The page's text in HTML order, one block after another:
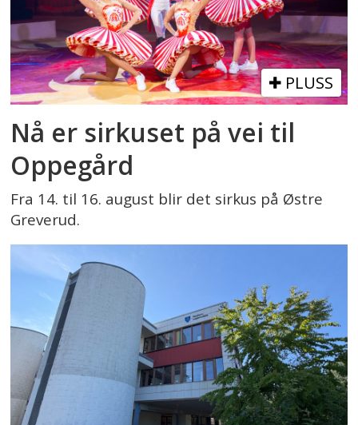
PLUSS
Nå er sirkuset på vei til
Oppegård
Fra 14. til 16. august blir det sirkus på Østre
Greverud.